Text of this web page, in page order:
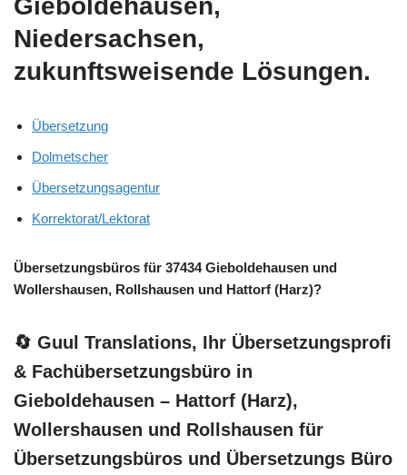
Gieboldehausen,
Niedersachsen,
zukunftsweisende Lösungen.
Übersetzung
Dolmetscher
Übersetzungsagentur
Korrektorat/Lektorat
Übersetzungsbüros für 37434 Gieboldehausen und
Wollershausen, Rollshausen und Hattorf (Harz)?
🔄 Guul Translations, Ihr Übersetzungsprofi
& Fachübersetzungsbüro in
Gieboldehausen – Hattorf (Harz),
Wollershausen und Rollshausen für
Übersetzungsbüros und Übersetzungs Büro